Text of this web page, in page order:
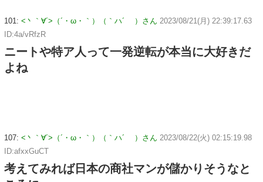
101: <丶｀∀´>（´・ω・｀）（｀ハ´ ）さん 2023/08/21(月) 22:39:17.63
ID:4a/vRfzR
ニートや特ア人って一発逆転が本当に大好きだ
よね
107: <丶｀∀´>（´・ω・｀）（｀ハ´ ）さん 2023/08/22(火) 02:15:19.98
ID:afxxGuCT
考えてみれば日本の商社マンが儲かりそうなと